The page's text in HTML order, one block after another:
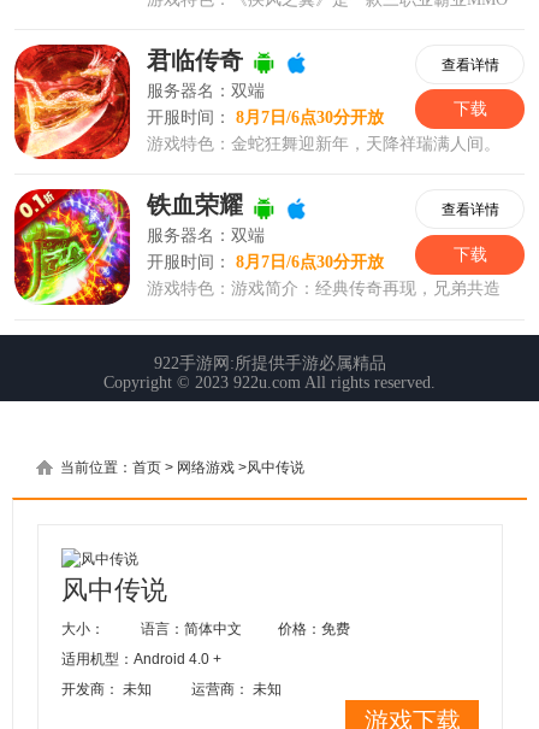
当前位置： 首页 > 网络游戏 >风中传说
风中传说
大小： 语言：简体中文
价格：免费
适用机型：Android 4.0 +
开发商： 未知
运营商： 未知
游戏下载